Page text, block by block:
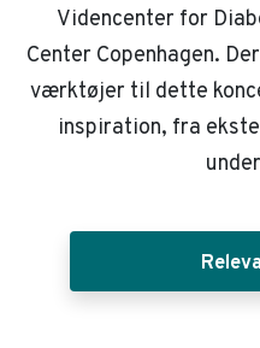
Videncenter for
Center Copenhagen.
værktøjer til dette
inspiration, fra